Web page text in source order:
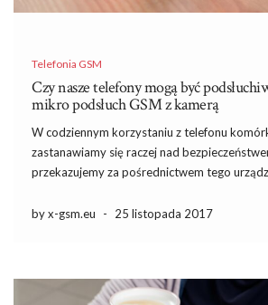
Telefonia GSM
Czy nasze telefony mogą być
mikro podsłuch GSM z kamerą
W codziennym korzystaniu z telefonu
zastanawiamy się raczej nad
przekazujemy za pośrednictwem tego
nich żadnego dostępu. Tymczasem rzeczy
by x-gsm.eu - 25 listopada 2017